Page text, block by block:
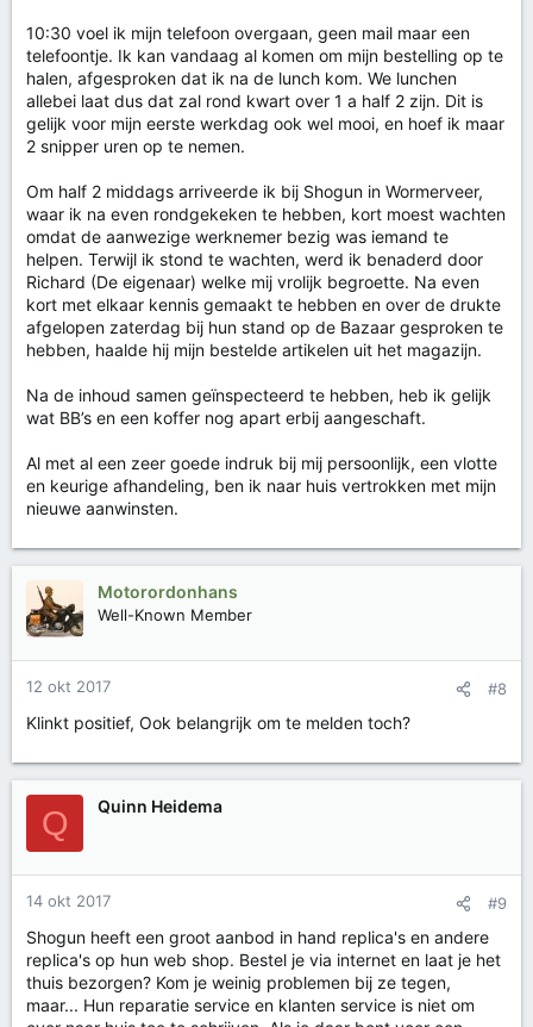
10:30 voel ik mijn telefoon overgaan, geen mail maar een
telefoontje. Ik kan vandaag al komen om mijn bestelling op te
halen, afgesproken dat ik na de lunch kom. We lunchen
allebei laat dus dat zal rond kwart over 1 a half 2 zijn. Dit is
gelijk voor mijn eerste werkdag ook wel mooi, en hoef ik maar
2 snipper uren op te nemen.
Om half 2 middags arriveerde ik bij Shogun in Wormerveer,
waar ik na even rondgekeken te hebben, kort moest wachten
omdat de aanwezige werknemer bezig was iemand te
helpen. Terwijl ik stond te wachten, werd ik benaderd door
Richard (De eigenaar) welke mij vrolijk begroette. Na even
kort met elkaar kennis gemaakt te hebben en over de drukte
afgelopen zaterdag bij hun stand op de Bazaar gesproken te
hebben, haalde hij mijn bestelde artikelen uit het magazijn.
Na de inhoud samen geïnspecteerd te hebben, heb ik gelijk
wat BB’s en een koffer nog apart erbij aangeschaft.
Al met al een zeer goede indruk bij mij persoonlijk, een vlotte
en keurige afhandeling, ben ik naar huis vertrokken met mijn
nieuwe aanwinsten.
Motorordonhans
Well-Known Member
12 okt 2017 #8
Klinkt positief, Ook belangrijk om te melden toch?
Q Quinn Heidema
14 okt 2017 #9
Shogun heeft een groot aanbod in hand replica's en andere
replica's op hun web shop. Bestel je via internet en laat je het
thuis bezorgen? Kom je weinig problemen bij ze tegen,
maar... Hun reparatie service en klanten service is niet om